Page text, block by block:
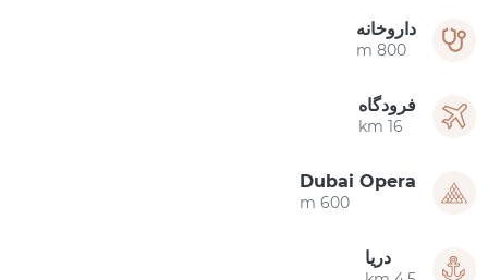
داروخانه
800 m
فرودگاه
16 km
Dubai Opera
600 m
دریا